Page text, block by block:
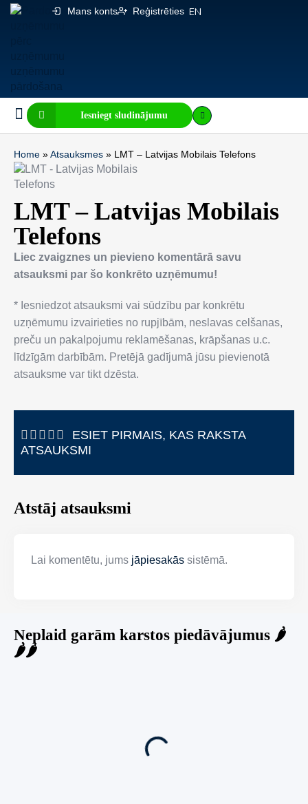
Mans konts Reģistrēties EN
Iesniegt sludinājumu
Home » Atsauksmes » LMT – Latvijas Mobilais Telefons
LMT – Latvijas Mobilais
Telefons
Liec zvaigznes un pievieno komentārā savu
atsauksmi par šo konkrēto uzņēmumu!
* Iesniedzot atsauksmi vai sūdzību par konkrētu
uzņēmumu izvairieties no rupjībām, neslavas celšanas,
preču un pakalpojumu reklamēšanas, krāpšanas u.c.
līdzīgām darbībām. Pretējā gadījumā jūsu pievienotā
atsauksme var tikt dzēsta.
ESIET PIRMAIS, KAS RAKSTA
ATSAUKSMI
Atstāj atsauksmi
Lai komentētu, jums jāpiesakās sistēmā.
Neplaid garām karstos piedāvājumus 🌶️
🌶️🌶️
80 Ha Daudzfunkcionāls Investīciju Īpašums-
Zivju Audzētava, Brīvdienu Mājas, Briežu Dārzs